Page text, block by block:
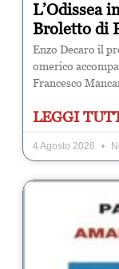
L’Odissea
Broletto di
Enzo Decaro il
omerico
Francesco
LEGGI
4 Agosto 2026